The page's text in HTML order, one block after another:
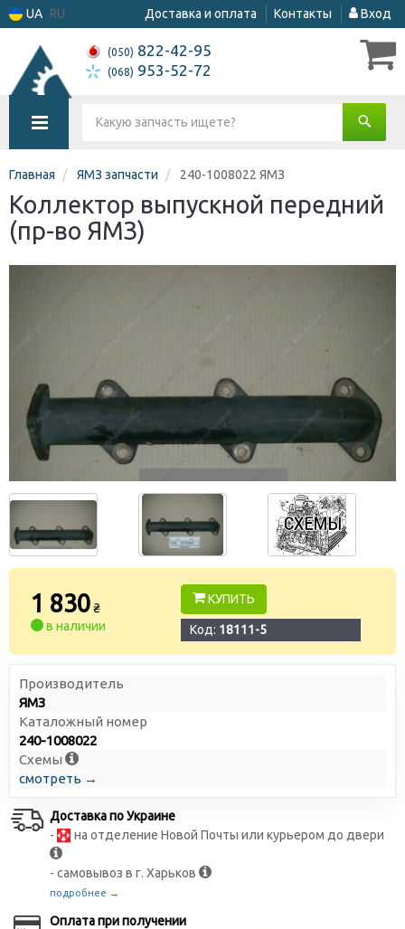
UA RU Доставка и оплата Контакты Вход
(050) 822-42-95
(068) 953-52-72
Главная ЯМЗ запчасти 240-1008022 ЯМЗ
Коллектор выпускной передний
(пр-во ЯМЗ)
1 830₴
в наличии
КУПИТЬ
Код: 18111-5
Производитель
ЯМЗ
Каталожный номер
240-1008022
Схемы
смотреть →
Доставка по Украине
-
на отделение Новой Почты или курьером до двери
- самовывоз в г. Харьков
подробнее →
Оплата при получении